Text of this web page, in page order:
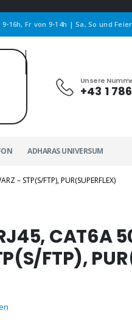
9-16h, Fr von 9-14h | Sa, So und
Unsere
+43 1
ADHARAS UNIVERSUM
– STP(S/FTP), PUR(SUPERFLEX)
CAT6A
FTP),